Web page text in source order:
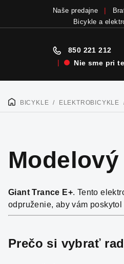
na
obsah
Naše predajne
Bicykle a
850 221 212
|
Nie sme pri
DOMOVBICYKLE / ELEKTROBICYKLE
Modelový
Giant Trance E+. Tento
odpruženie, aby vám
Prečo si vybrať